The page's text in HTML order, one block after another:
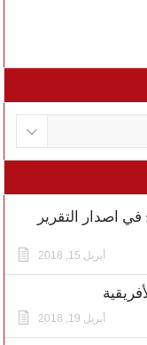
في اصدار التقرير
أبريل 15, 2018
أبريل 19, 2018